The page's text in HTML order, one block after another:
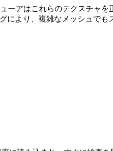
アはこれらのテクスチャを
により、複雑なメッシュでも